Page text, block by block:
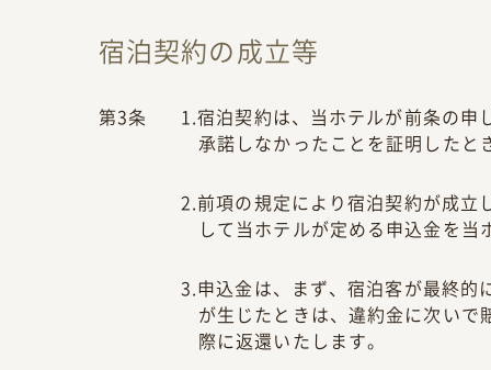
宿泊契約の成立等
第3条
1.宿泊契約は、当ホテルが前条の申
承諾しなかったことを証明した
2.前項の規定により宿泊契約が成立
して当ホテルが定める申込金を
3.申込金は、まず、宿泊客が最終的
が生じたときは、違約金に次い
際に返還いたします。